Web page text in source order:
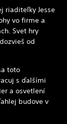
riaditeľky Jesse
vo firme a
Svet hry
od
toto
s ďalšími
a osvetlení
budove v